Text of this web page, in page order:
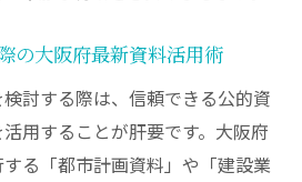
かす大阪府プレスリリース情
指針としての大阪府経済動向
の大阪府最新資料活用術
討する際は、信頼できる公的資
用することが肝要です。大阪府
る「都市計画資料」や「建設業